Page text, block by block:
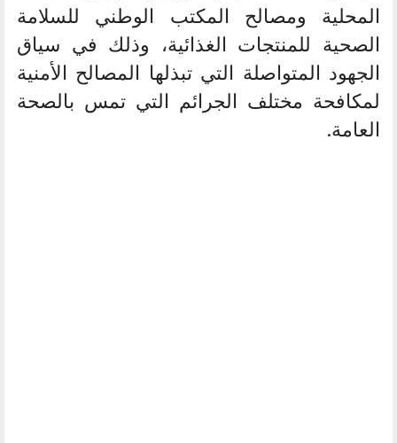
المحلية ومصالح المكتب الوطني للسلامة
الصحية للمنتجات الغذائية، وذلك في سياق
الجهود المتواصلة التي تبذلها المصالح الأمنية
لمكافحة مختلف الجرائم التي تمس بالصحة
العامة.